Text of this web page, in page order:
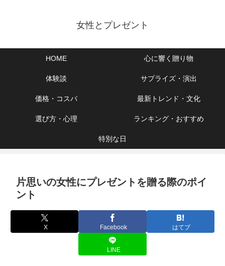
女性とプレゼント
HOME 心に響く贈り物
体験談 サプライズ・演出
価格・コスパ 最新トレンド・文化
選び方・心理 ランキング・おすすめ
特別な日
片思いの女性にプレゼントを贈る際のポイ
ント
X Facebook はてブ
LINE